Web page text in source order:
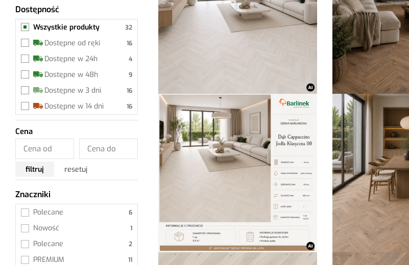
Dostępność
Wszystkie produkty
Dostępne od ręki
Dostępne w 24h
Dostępne w 48h
Dostępne w 3 dni
Dostępne w 14 dni
Cena
filtruj resetuj
Znaczniki
Polecane
Nowość
Polecane
PREMIUM